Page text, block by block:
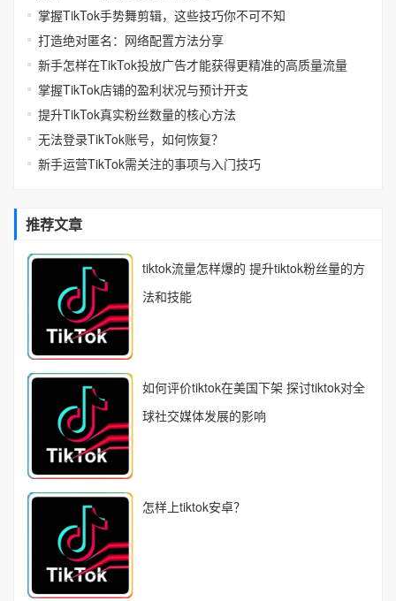
掌握TikTok手势舞剪辑，这些技巧你不可不知
打造绝对匿名：网络配置方法分享
新手怎样在TikTok投放广告才能获得更精准的高质量流量
掌握TikTok店铺的盈利状况与预计开支
提升TikTok真实粉丝数量的核心方法
无法登录TikTok账号，如何恢复？
新手运营TikTok需关注的事项与入门技巧
推荐文章
tiktok流量怎样爆的 提升tiktok粉丝量的方
法和技能
如何评价tiktok在美国下架 探讨tiktok对全
球社交媒体发展的影响
怎样上tiktok安卓？